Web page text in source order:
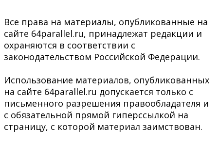
Все права на материалы, опубликованные на
сайте 64parallel.ru, принадлежат редакции и
охраняются в соответствии с
законодательством Российской Федерации.
Использование материалов, опубликованных
на сайте 64parallel.ru допускается только с
письменного разрешения правообладателя и
с обязательной прямой гиперссылкой на
страницу, с которой материал заимствован.